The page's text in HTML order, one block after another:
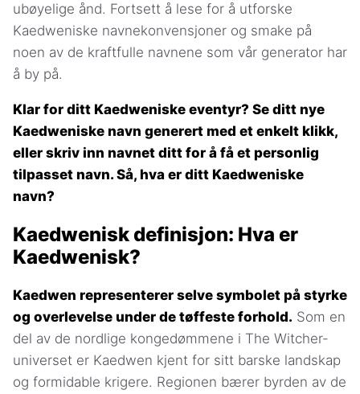
ubøyelige ånd. Fortsett å lese for å utforske
Kaedweniske navnekonvensjoner og smake på
noen av de kraftfulle navnene som vår generator har
å by på.
Klar for ditt Kaedweniske eventyr? Se ditt nye
Kaedweniske navn generert med et enkelt klikk,
eller skriv inn navnet ditt for å få et personlig
tilpasset navn. Så, hva er ditt Kaedweniske
navn?
Kaedwenisk definisjon: Hva er
Kaedwenisk?
Kaedwen representerer selve symbolet på styrke
og overlevelse under de tøffeste forhold. Som en
del av de nordlige kongedømmene i The Witcher-
universet er Kaedwen kjent for sitt barske landskap
og formidable krigere. Regionen bærer byrden av de